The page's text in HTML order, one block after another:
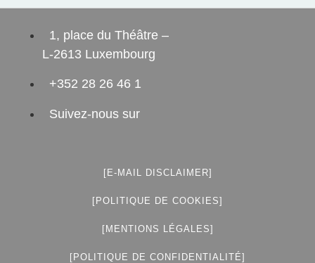
1, place du Théâtre –
L-2613 Luxembourg
+352 28 26 46 1
Suivez-nous sur
[E-MAIL DISCLAIMER]
[POLITIQUE DE COOKIES]
[MENTIONS LÉGALES]
[POLITIQUE DE CONFIDENTIALITÉ]